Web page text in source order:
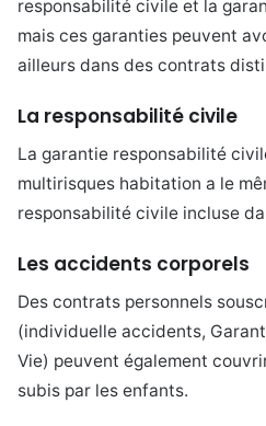
responsabilité civile et la
mais ces garanties peuvent
ailleurs dans des contrats
La responsabilité civile
La garantie responsabilité
multirisques habitation a le
responsabilité civile incluse
Les accidents corporels
Des contrats personnels
(individuelle accidents,
Vie) peuvent également
subis par les enfants.